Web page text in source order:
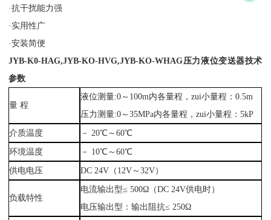
·抗干扰能力强
·实用性广
·安装简便
JYB-K0-HAG,JYB-KO-HVG,JYB-KO-WHAG压力液位变送器技术
参数
量 程
液位测量:0～100m内各量程，zui小量程：0.5m
压力测量:0～35MPa内各量程，zui小量程：5kP
介质温度
－ 20℃～60℃
环境温度
－ 10℃～60℃
供电电压
DC 24V（12V～32V）
负载特性
电流输出型≤ 500Ω（DC 24V供电时）
电压输出型：输出阻抗≤ 250Ω